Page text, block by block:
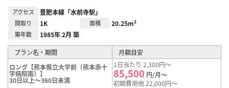
アクセス 豊肥本線「水前寺駅」
間取り 1K 面積 20.25m²
築年数 1985年 2月 築
プラン名・期間
月額目安
ロング【熊本県立大学前（熊本赤十
字病院南）】
30日以上～360日未満
1日当たり 2,300円～
85,500 円/月～
初期費用他 22,000円～